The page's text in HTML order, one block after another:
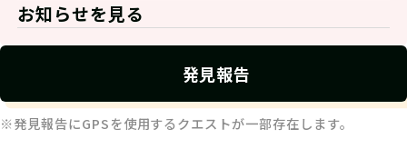
お知らせを見る
発見報告
※発見報告にGPSを使用するクエストが一部存在します。